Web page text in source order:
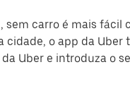
carro é mais fácil
cidade, o app da
Uber e introduza o